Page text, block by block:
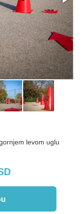
levom uglu